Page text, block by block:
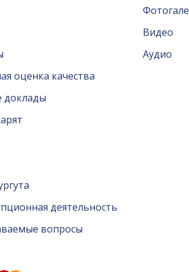
оценка качества
доклады
деятельность
вопросы
Видео
Аудио